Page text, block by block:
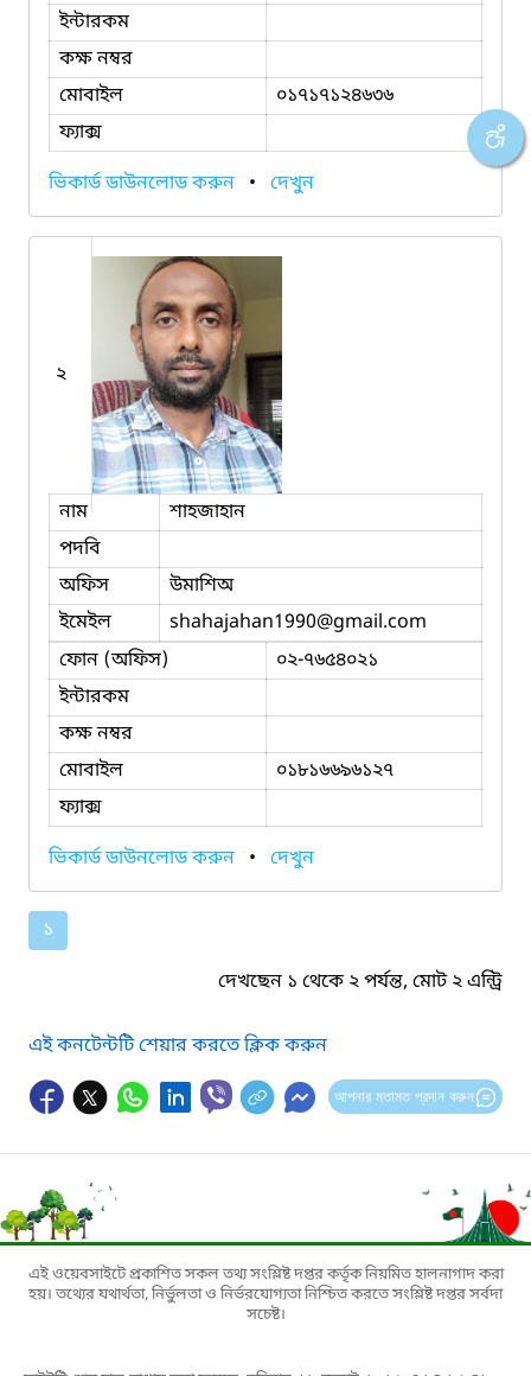
ইন্টারকম
কক্ষ নম্বর
মোবাইল
০১৭১৭১২৪৬৩৬
ফ্যাক্স
ভিকার্ড ডাউনলোড করুন • দেখুন
২
নাম
শাহজাহান
পদবি
অফিস
উমাশিঅ
ইমেইল
shahajahan1990@gmail.com
ফোন (অফিস)
০২-৭৬৫৪০২১
ইন্টারকম
কক্ষ নম্বর
মোবাইল
০১৮১৬৬৯৬১২৭
ফ্যাক্স
ভিকার্ড ডাউনলোড করুন • দেখুন
১
দেখছেন ১ থেকে ২ পর্যন্ত, মোট ২ এন্ট্রি
এই কনটেন্টটি শেয়ার করতে ক্লিক করুন
আপনার মতামত প্রদান করুন
এই ওয়েবসাইটে প্রকাশিত সকল তথ্য সংশ্লিষ্ট দপ্তর কর্তৃক নিয়মিত হালনাগাদ করা
হয়। তথ্যের যথার্থতা, নির্ভুলতা ও নির্ভরযোগ্যতা নিশ্চিত করতে সংশ্লিষ্ট দপ্তর সর্বদা
সচেষ্ট।